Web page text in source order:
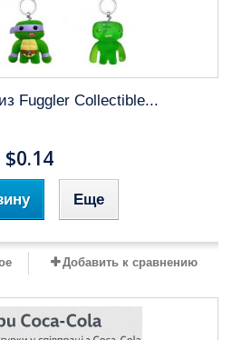
Fuggler Collectible...
$0.14
Еще
Добавить к сравнению